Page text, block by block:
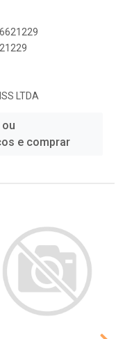
LTDA
e comprar